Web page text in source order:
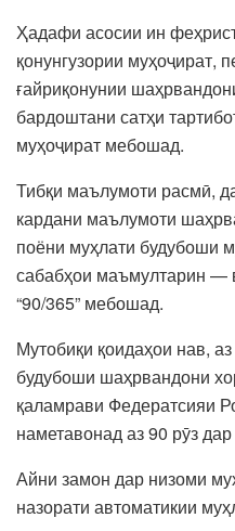
Ҳадафи асосии ин
қонунгузории муҳоҷират,
ғайриқонунии
бардоштани сатҳи
муҳоҷират мебошад.
Тибқи маълумоти расмӣ,
кардани маълумоти
поёни муҳлати будубоши
сабабҳои маъмултарин —
“90/365” мебошад.
Мутобиқи қоидаҳои нав,
будубоши шаҳрвандони
қаламрави Федератсияи
наметавонад аз 90 рӯз
Айни замон дар низоми
назорати автоматикии